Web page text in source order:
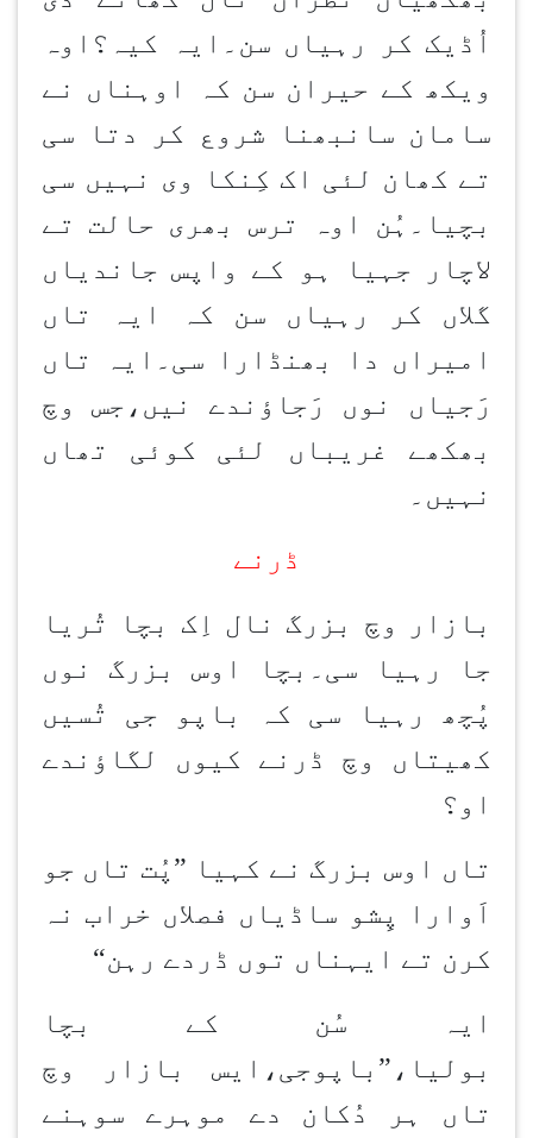
اُڈیک کر رہیاں سن۔ایہ کیہ؟اوہ
ویکھ کے حیران سن کہ اوہناں نے
سامان سانبھنا شروع کر دتا سی
تے کھان لئی اک کِنکا وی نہیں سی
بچیا۔ہُن اوہ ترس بھری حالت تے
لاچار جہیا ہو کے واپس جاندیاں
گلاں کر رہیاں سن کہ ایہ تاں
امیراں دا بھنڈارا سی۔ایہ تاں
رَجیاں نوں رَجاؤندے نیں،جس وچ
بھکھے غریباں لئی کوئی تھاں
نہیں۔
ڈرنے
بازار وچ بزرگ نال اِک بچا تُریا
جا رہیا سی۔بچا اوس بزرگ نوں
پُچھ رہیا سی کہ باپو جی تُسیں
کھیتاں وچ ڈرنے کیوں لگاؤندے
او؟
تاں اوس بزرگ نے کہیا ”پُت تاں جو
اَوارا پِشو ساڈیاں فصلاں خراب نہ
کرن تے ایہناں توں ڈردے رہن“
ایہ سُن کے بچا
بولیا،”باپوجی،ایس بازار وچ
تاں ہر دُکان دے موہرے سوہنے